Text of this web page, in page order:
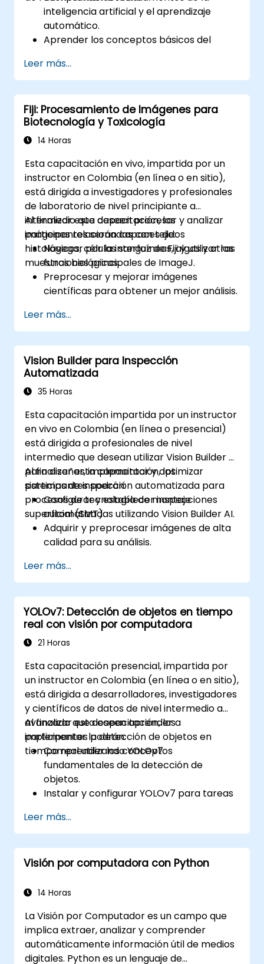
inteligencia artificial y el aprendizaje
automático.
Aprender los conceptos básicos del
aplicación en el reconocimiento facial.
Desarrollar habilidades en el uso de
herramientas y frameworks de IA para
crear modelos de reconocimiento facial.
Adquirir experiencia práctica en la
creación, entrenamiento y prueba de
Comprender las consideraciones éticas y
las mejores prácticas en el uso de la
tecnología de reconocimiento facial.
Leer más...
Fiji: Procesamiento de Imágenes para
Biotecnología y Toxicología
14 Horas
Esta capacitación en vivo, impartida por un
instructor en Colombia (en línea o en sitio),
está dirigida a investigadores y profesionales
de laboratorio de nivel principiante a
intermedio que deseen procesar y analizar
imágenes relacionadas con tejidos
histológicos, células sanguíneas, algas y otras
muestras biológicas.
Al finalizar esta capacitación, los
participantes serán capaces de:
Navegar por la interfaz de Fiji y utilizar las
funciones principales de ImageJ.
Preprocesar y mejorar imágenes
científicas para obtener un mejor análisis.
incluido el conteo de células y la medición
de áreas.
Automatizar tareas repetitivas mediante
el uso de macros y complementos.
Personalizar flujos de trabajo según las
necesidades específicas de análisis de
Leer más...
Vision Builder para Inspección
Automatizada
35 Horas
Esta capacitación impartida por un instructor
en vivo en Colombia (en línea o presencial)
está dirigida a profesionales de nivel
intermedio que desean utilizar Vision Builder AI
para diseñar, implementar y optimizar
sistemas de inspección automatizada para
procesos de tecnología de montaje
superficial (SMT).
Al finalizar esta capacitación, los
participantes podrán:
Configurar y establecer inspecciones
automatizadas utilizando Vision Builder AI.
Adquirir y preprocesar imágenes de alta
calidad para su análisis.
lógica para la detección de defectos y la
validación de procesos.
Generar informes de inspección y
optimizar el rendimiento del sistema.
Leer más...
YOLOv7: Detección de objetos en tiempo
real con visión por computadora
21 Horas
Esta capacitación presencial, impartida por
un instructor en Colombia (en línea o en sitio),
está dirigida a desarrolladores, investigadores
y científicos de datos de nivel intermedio a
avanzado que deseen aprender a
implementar la detección de objetos en
tiempo real utilizando YOLOv7.
Al finalizar esta capacitación, los
participantes podrán:
Comprender los conceptos
fundamentales de la detección de
objetos.
Instalar y configurar YOLOv7 para tareas
Entrenar y probar modelos
personalizados de detección de objetos
utilizando YOLOv7.
Integrar YOLOv7 con otros marcos y
Solucionar problemas comunes
YOLOv7.
Leer más...
Visión por computadora con Python
14 Horas
La Visión por Computador es un campo que
implica extraer, analizar y comprender
automáticamente información útil de medios
digitales. Python es un lenguaje de